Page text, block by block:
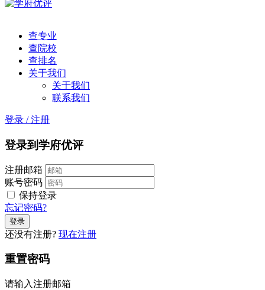
查专业
查院校
查排名
关于我们
关于我们
联系我们
登录 / 注册
登录到学府优评
注册邮箱
账号密码
保持登录
忘记密码?
还没有注册? 现在注册
重置密码
请输入注册邮箱